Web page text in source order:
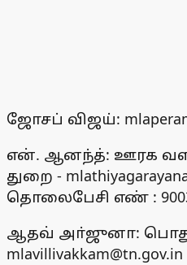
ஜோசப் விஜய்:
என். ஆனந்த்: ஊரக
துறை -
தொலைபேசி எண் :
ஆதவ் அா்ஜுனா:
mlavillivakkam@tn.gov.in